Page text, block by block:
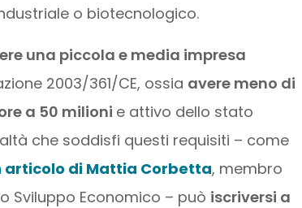
o biotecnologico.
una piccola e media impresa
2003/361/CE, ossia avere meno di
a 50 milioni e attivo dello stato
che soddisfi questi requisiti – come
articolo di Mattia Corbetta, membro
Sviluppo Economico – può iscriversi a